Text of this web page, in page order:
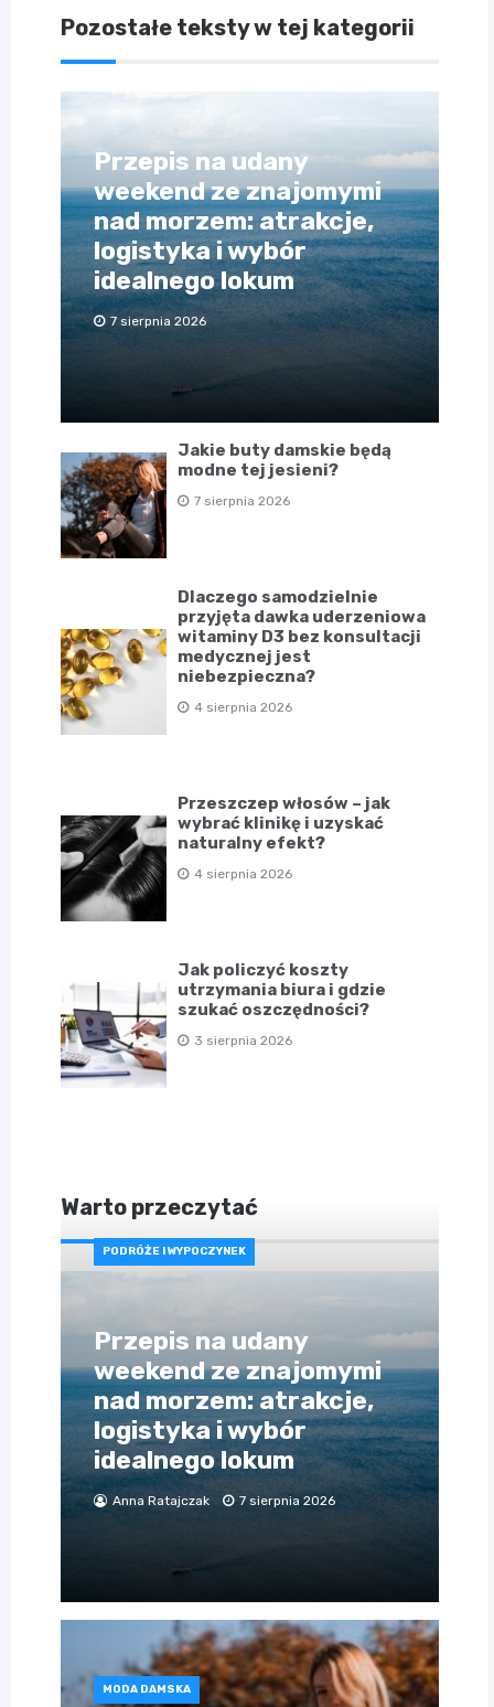
Pozostałe teksty w tej kategorii
Przepis na udany
weekend ze znajomymi
nad morzem: atrakcje,
logistyka i wybór
idealnego lokum
7 sierpnia 2026
Jakie buty damskie będą
modne tej jesieni?
7 sierpnia 2026
Dlaczego samodzielnie
przyjęta dawka uderzeniowa
witaminy D3 bez konsultacji
medycznej jest
niebezpieczna?
4 sierpnia 2026
Przeszczep włosów – jak
wybrać klinikę i uzyskać
naturalny efekt?
4 sierpnia 2026
Jak policzyć koszty
utrzymania biura i gdzie
szukać oszczędności?
3 sierpnia 2026
Warto przeczytać
PODRÓŻE I WYPOCZYNEK
Przepis na udany
weekend ze znajomymi
nad morzem: atrakcje,
logistyka i wybór
idealnego lokum
Anna Ratajczak 7 sierpnia 2026
MODA DAMSKA